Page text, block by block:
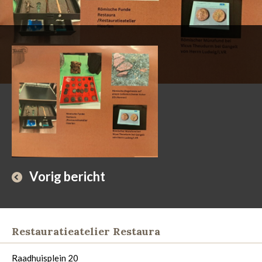
Vorig bericht
Restauratieatelier Restaura
Raadhuisplein 20